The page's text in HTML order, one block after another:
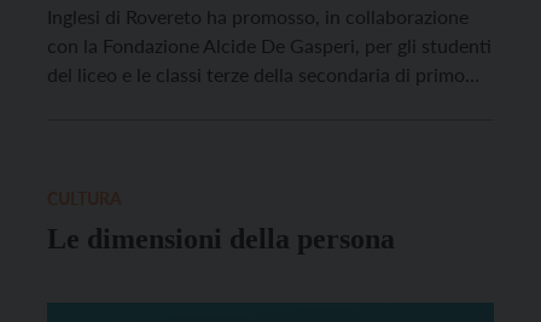
Inglesi di Rovereto ha promosso, in collaborazione
con la Fondazione Alcide De Gasperi, per gli studenti
del liceo e le classi terze della secondaria di primo
Le dimensioni della persona